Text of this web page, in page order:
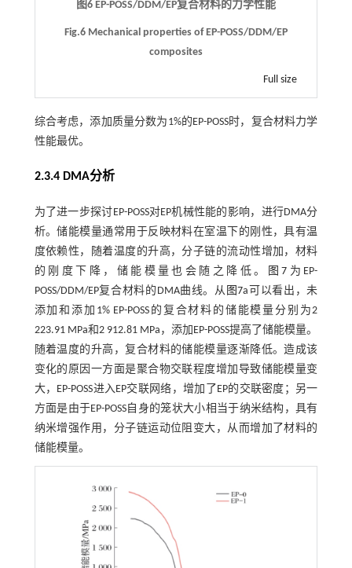
图6 EP-POSS/DDM/EP复合材料的力学性能
Fig.6 Mechanical properties of EP-POSS/DDM/EP
composites
Full size
综合考虑，添加质量分数为1%的EP-POSS时，复合材料力学
性能最优。
2.3.4 DMA分析
为了进一步探讨EP-POSS对EP机械性能的影响，进行DMA分
析。储能模量通常用于反映材料在室温下的刚性，具有温
度依赖性，随着温度的升高，分子链的流动性增加，材料
的刚度下降，储能模量也会随之降低。
图7 为EP-
POSS/DDM/EP复合材料的DMA曲线。从 图7a可以看出，未
添加和添加1% EP-POSS的复合材料的储能模量分别为2
223.91 MPa和2 912.81 MPa，添加EP-POSS提高了储能模量。
随着温度的升高，复合材料的储能模量逐渐降低。造成该
变化的原因一方面是聚合物交联程度增加导致储能模量变
大，EP-POSS进入EP交联网络，增加了EP的交联密度；另一
方面是由于EP-POSS自身的笼状大小相当于纳米结构，具有
纳米增强作用，分子链运动位阻变大，从而增加了材料的
储能模量。